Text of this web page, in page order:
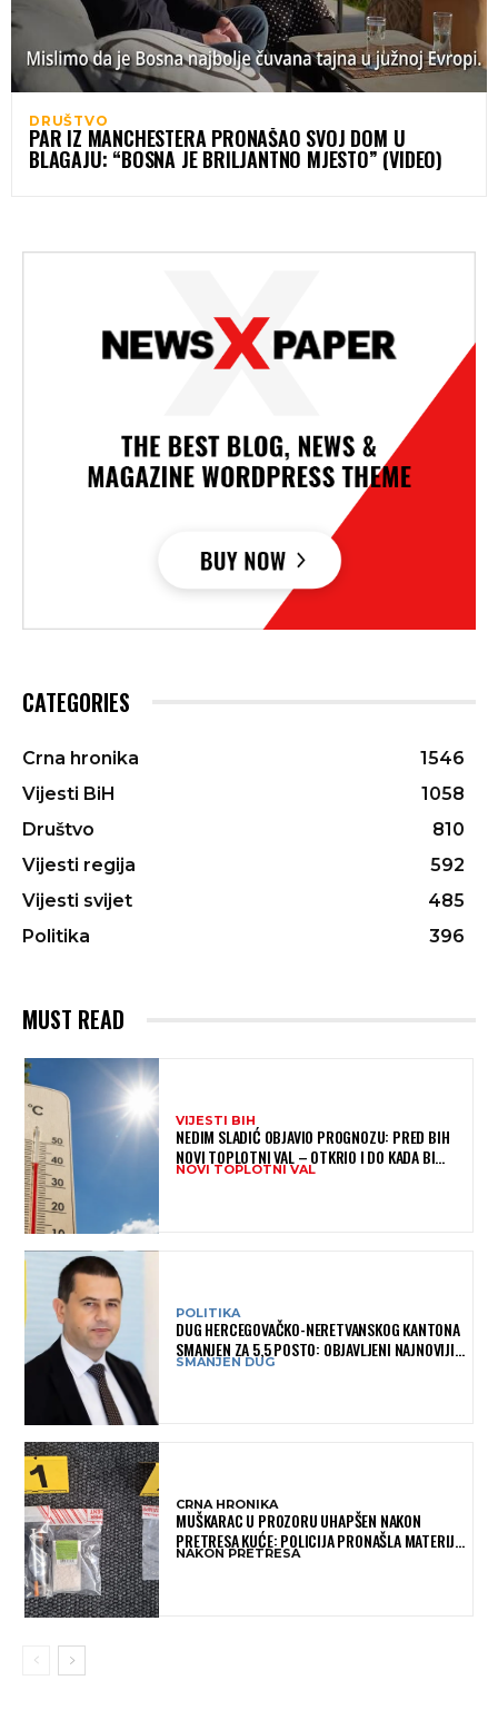
DRUŠTVO
PAR IZ MANCHESTERA PRONAŠAO SVOJ DOM U
BLAGAJU: “BOSNA JE BRILJANTNO MJESTO” (VIDEO)
CATEGORIES
Crna hronika
1546
Vijesti BiH
1058
Društvo
810
Vijesti regija
592
Vijesti svijet
485
Politika
396
MUST READ
VIJESTI BIH
NEDIM SLADIĆ OBJAVIO PROGNOZU: PRED BIH
NOVI TOPLOTNI VAL – OTKRIO I DO KADA BI
MOGAO TRAJATI
NOVI TOPLOTNI VAL
POLITIKA
DUG HERCEGOVAČKO-NERETVANSKOG KANTONA
SMANJEN ZA 5,5 POSTO: OBJAVLJENI NAJNOVIJI
PODACI MINISTARSTVA FINANSIJA
SMANJEN DUG
CRNA HRONIKA
MUŠKARAC U PROZORU UHAPŠEN NAKON
PRETRESA KUĆE: POLICIJA PRONAŠLA MATERIJU
KOJA ASOCIRA NA HEROIN I PRIBOR ZA
NAKON PRETRESA